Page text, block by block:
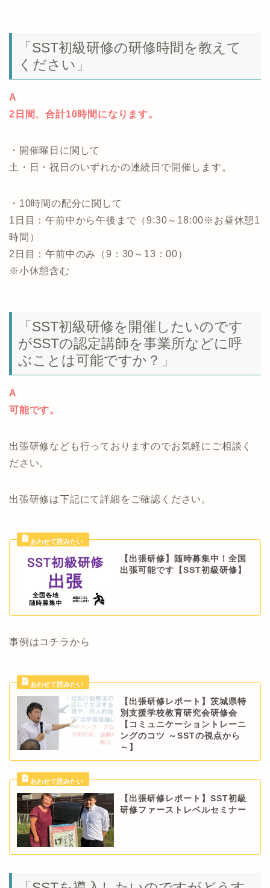
「SST初級研修の研修時間を教えて
ください」
A
2日間、合計10時間になります。
・開催曜日に関して
土・日・祝日のいずれかの連続日で開催します。
・10時間の配分に関して
1日目：午前中から午後まで（9:30～18:00※お昼休憩1
時間）
2日目：午前中のみ（9：30～13：00）
※小休憩含む
「SST初級研修を開催したいのです
がSSTの認定講師を事業所などに呼
ぶことは可能ですか？」
A
可能です。
出張研修なども行っておりますのでお気軽にご相談く
ださい。
出張研修は下記にて詳細をご確認ください。
【出張研修】随時募集中！全国
出張可能です【SST初級研修】
事例はコチラから
【出張研修レポート】茨城県特
別支援学校教育研究会研修会
【コミュニケーショントレーニ
ングのコツ ～SSTの視点から
～】
【出張研修レポート】SST初級
研修ファーストレベルセミナー